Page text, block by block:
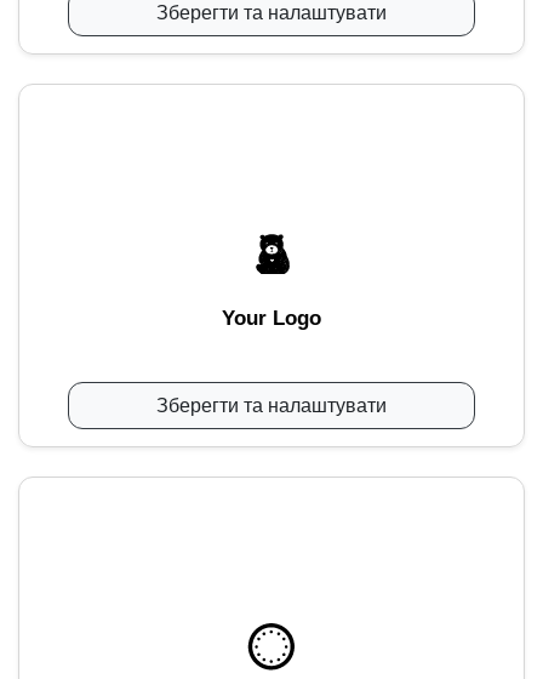
Зберегти та налаштувати
Your Logo
Зберегти та налаштувати